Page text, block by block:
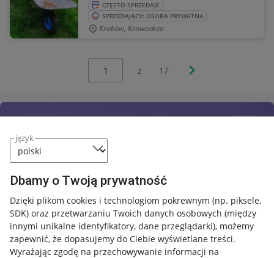
język
Dbamy o Twoją prywatność
Dzięki plikom cookies i technologiom pokrewnym (np. piksele,
SDK) oraz przetwarzaniu Twoich danych osobowych (między
innymi unikalne identyfikatory, dane przeglądarki), możemy
zapewnić, że dopasujemy do Ciebie wyświetlane treści.
Wyrażając zgodę na przechowywanie informacji na
CZĘSTO SPRZEDAJE
SPRZEDAJĄCY: OSOBA PRYWATNA
Kraków, Krowodrza
z 17 Następna strona